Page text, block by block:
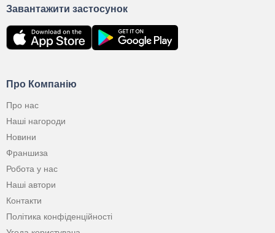
Про Компанію
Про нас
Наші нагороди
Новини
Франшиза
Робота у нас
Наші автори
Контакти
Політика конфіденційності
Завантажити застосунок